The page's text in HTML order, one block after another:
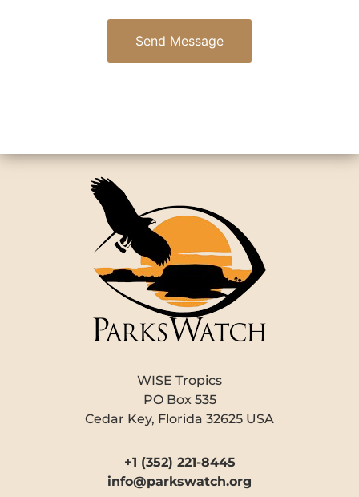
WISE Tropics
PO Box 535
Cedar Key, Florida 32625 USA
+1 (352) 221-8445
info@parkswatch.org